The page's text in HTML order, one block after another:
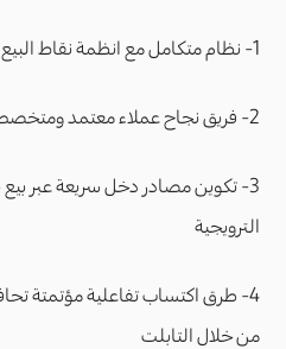
1- نظام متكامل مع انظمة نقاط البيع و اجهزة المدفوعات
2- فريق نجاح عملاء معتمد ومتخصص لتقديم إستشارات
3- تكوين مصادر دخل سريعة عبر
الترويجية
4- طرق اكتساب تفاعلية مؤتمتة
من خلال التابلت